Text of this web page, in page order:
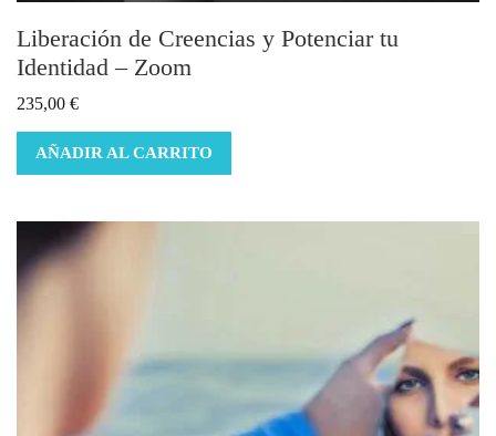
Liberación de Creencias y Potenciar tu
Identidad – Zoom
235,00 €
AÑADIR AL CARRITO